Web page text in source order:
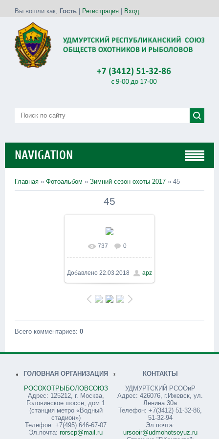
Вы вошли как, Гость Регистрация Вход
NAVIGATION
Главная » Фотоальбом » Зимний сезон охоты 2017 » 45
45
737 0
Добавлено 22.03.2018 apz
Всего комментариев: 0
ГОЛОВНАЯ ОРГАНИЗАЦИЯ
РОСОХОТРЫБОЛОВСОЮЗ
Адрес: 125212, г. Москва,
Головинское шоссе, дом 1
(станция метро «Водный
стадион»)
Телефон: +7(495) 646-67-07
Эл.почта: rorscp@mail.ru
КОНТАКТЫ
УДМУРТСКИЙ РСООиР
Адрес: 426076, г.Ижевск, ул.
Ленина 30а
Телефон: +7(3412) 51-32-86,
51-32-94
Эл.почта:
ursooir@udmohotsoyuz.ru